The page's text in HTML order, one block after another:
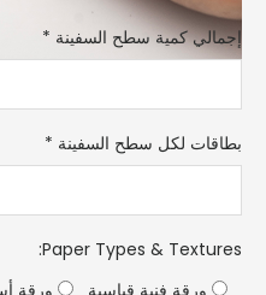
كمية سطح السفينة *
لكل سطح السفينة *
Paper Types &
:
ورقة فنية قياسية
ورقة أساسية